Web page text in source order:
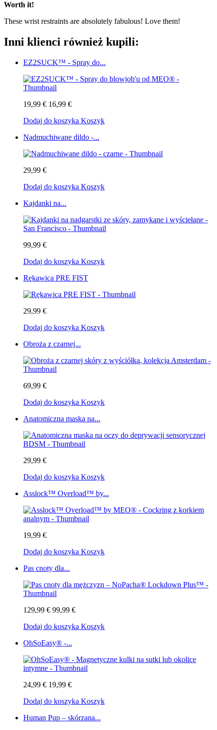
Worth it!
These wrist restraints are absolutely fabulous! Love them!
Inni klienci również kupili:
EZ2SUCK™ - Spray do...
19,99 € 16,99 €
Dodaj do koszyka Koszyk
Nadmuchiwane dildo -...
29,99 €
Dodaj do koszyka Koszyk
Kajdanki na...
99,99 €
Dodaj do koszyka Koszyk
Rękawica PRE FIST
29,99 €
Dodaj do koszyka Koszyk
Obroża z czarnej...
69,99 €
Dodaj do koszyka Koszyk
Anatomiczna maska na...
29,99 €
Dodaj do koszyka Koszyk
Asslock™ Overload™ by...
19,99 €
Dodaj do koszyka Koszyk
Pas cnoty dla...
129,99 € 99,99 €
Dodaj do koszyka Koszyk
OhSoEasy® -...
24,99 € 19,99 €
Dodaj do koszyka Koszyk
Human Pup – skórzana...